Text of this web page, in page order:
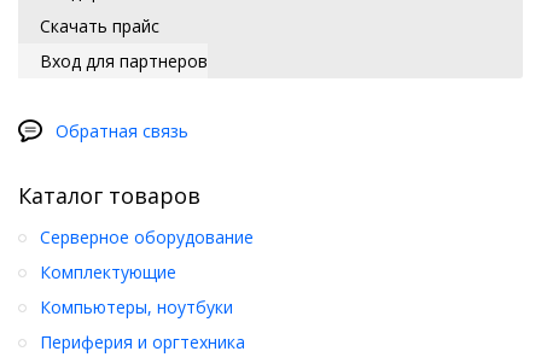
Скачать прайс
Вход для партнеров
Обратная связь
Каталог товаров
Серверное оборудование
Комплектующие
Компьютеры, ноутбуки
Периферия и оргтехника